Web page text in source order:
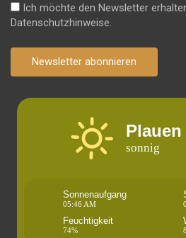
Ich möchte den Newsletter
Datenschutzhinweise.
Newsletter abonnieren
Plauen
sonnig
Sonnenaufgang
05:46 AM
Feuchtigkeit
74%